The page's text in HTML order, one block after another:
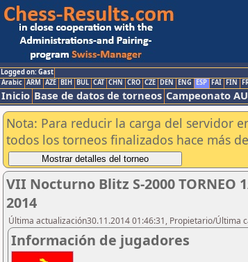
Logged on: Gast
Arabic ARM AZE BIH BUL CAT CHN CRO CZE DEN ENG ESP FAI FIN
Inicio Base de datos de torneos Campeonato
Nota: Para reducir la carga del servidor
todos los torneos finalizados hace más
VII Nocturno Blitz S-2000 TORNEO
2014
Última actualización30.11.2014 01:46:31, Propietario/Última
Información de jugadores